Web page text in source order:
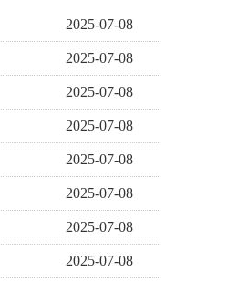
2025-07-08
2025-07-08
2025-07-08
2025-07-08
2025-07-08
2025-07-08
2025-07-08
2025-07-08